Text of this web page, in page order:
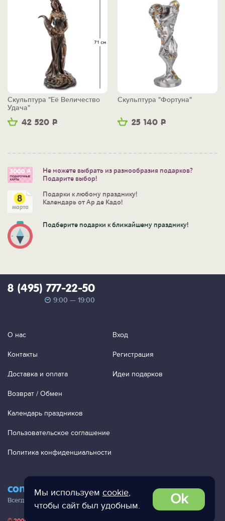
Мы используем cookie,
чтобы сайт был удобным.
Ok
42 520 Р
Скульптура "Её Величество
Удача"
25 140 Р
Скульптура "Фортуна"
Не можете выбрать из разнообразия подарков?
Подарите выбор!
Подарки к любому празднику!
Календарь от Ар де Кадо!
Подберите подарки к ближайшему празднику!
contact@ac-studio.ru
Всегда отвечаем на ваши письма!
8 (495) 777-22-50
9:00 — 19:00
О нас
Контакты
Доставка и оплата
Возврат / Обмен
Календарь праздников
Пользовательское соглашение
Политика конфиденциальности
Вход
Регистрация
Идеи подарков